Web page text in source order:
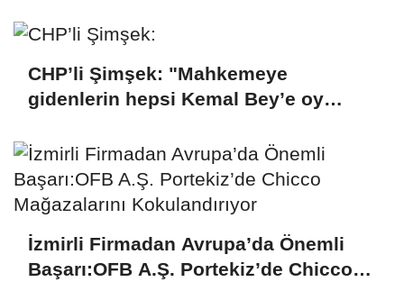
CHP’li Şimşek: "Mahkemeye
gidenlerin hepsi Kemal Bey’e oy
İzmirli Firmadan Avrupa’da Önemli
Başarı:OFB A.Ş. Portekiz’de Chicco